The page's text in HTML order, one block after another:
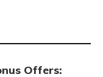
Offers: